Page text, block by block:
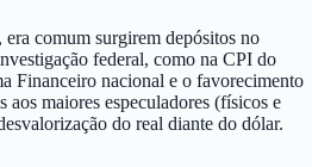
era comum surgirem depósitos no
federal, como na CPI do
Financeiro nacional e o favorecimento
maiores especuladores (físicos e
do real diante do dólar.